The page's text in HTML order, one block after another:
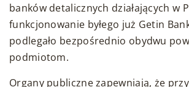
banków detalicznych działających w
funkcjonowanie byłego już Getin
podlegało bezpośrednio obydwu
podmiotom.
Organy publiczne zapewniają, że